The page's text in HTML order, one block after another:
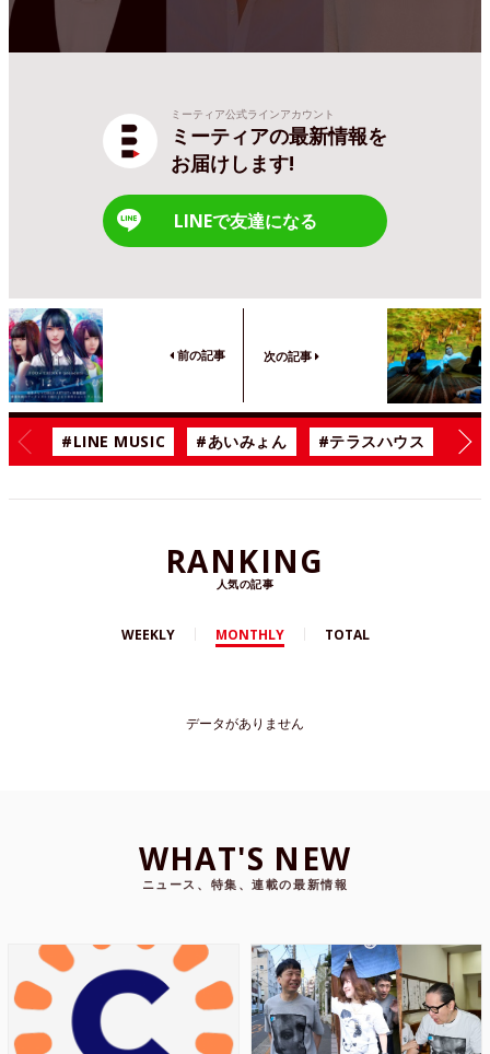
ミーティア公式ラインアカウント
ミーティアの最新情報を
お届けします!
LINEで友達になる
前の記事 次の記事
#LINE MUSIC #あいみょん #テラスハウス #漫
RANKING
人気の記事
WEEKLY MONTHLY TOTAL
データがありません
WHAT'S NEW
ニュース、特集、連載の最新情報